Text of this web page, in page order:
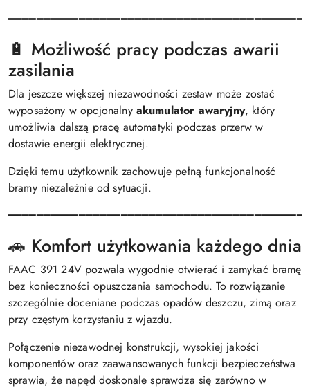
🔋 Możliwość pracy podczas awarii
zasilania
Dla jeszcze większej niezawodności zestaw może zostać
wyposażony w opcjonalny akumulator awaryjny, który
umożliwia dalszą pracę automatyki podczas przerw w
dostawie energii elektrycznej.
Dzięki temu użytkownik zachowuje pełną funkcjonalność
bramy niezależnie od sytuacji.
🚗 Komfort użytkowania każdego dnia
FAAC 391 24V pozwala wygodnie otwierać i zamykać bramę
bez konieczności opuszczania samochodu. To rozwiązanie
szczególnie doceniane podczas opadów deszczu, zimą oraz
przy częstym korzystaniu z wjazdu.
Połączenie niezawodnej konstrukcji, wysokiej jakości
komponentów oraz zaawansowanych funkcji bezpieczeństwa
sprawia, że napęd doskonale sprawdza się zarówno w